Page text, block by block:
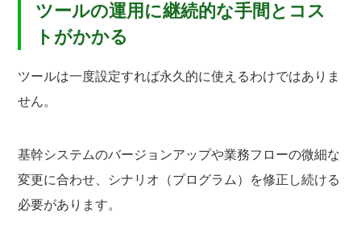
ツールの運用に継続的な手間とコス
トがかかる
ツールは一度設定すれば永久的に使えるわけではありま
せん。
基幹システムのバージョンアップや業務フローの微細な
変更に合わせ、シナリオ（プログラム）を修正し続ける
必要があります。